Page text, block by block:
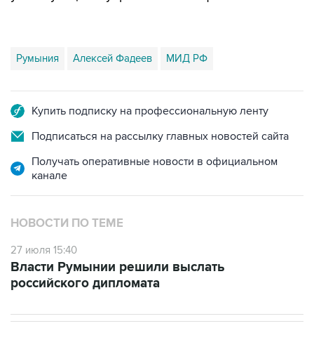
Румыния Алексей Фадеев МИД РФ
Купить подписку на профессиональную ленту
Подписаться на рассылку главных новостей сайта
Получать оперативные новости в официальном
канале
НОВОСТИ ПО ТЕМЕ
27 июля 15:40
Власти Румынии решили выслать
российского дипломата